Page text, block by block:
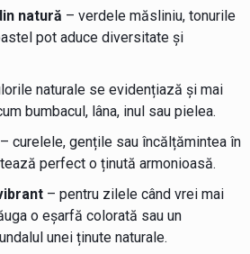
natură – verdele măsliniu, tonurile
pot aduce diversitate și
naturale se evidențiază și mai
bumbacul, lâna, inul sau pielea.
– curelele, gențile sau încălțămintea în
perfect o ținută armonioasă.
– pentru zilele când vrei mai
o eșarfă colorată sau un
unei ținute naturale.